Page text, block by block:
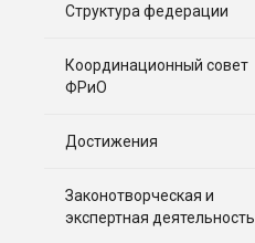
Структура федерации
Координационный совет
ФРиО
Достижения
Законотворческая и
экспертная деятельность